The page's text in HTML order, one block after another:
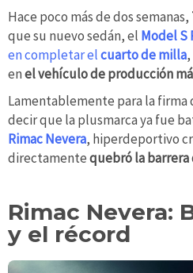
Hace poco más de dos semanas,
que su nuevo sedán, el Model S
en completar elcuarto de milla
enel vehículo de producción
Lamentablemente para la firma
decir que la plusmarca ya fue
Rimac Nevera, hiperdeportivo
directamentequebró la barrera
Rimac Nevera:
y el récord